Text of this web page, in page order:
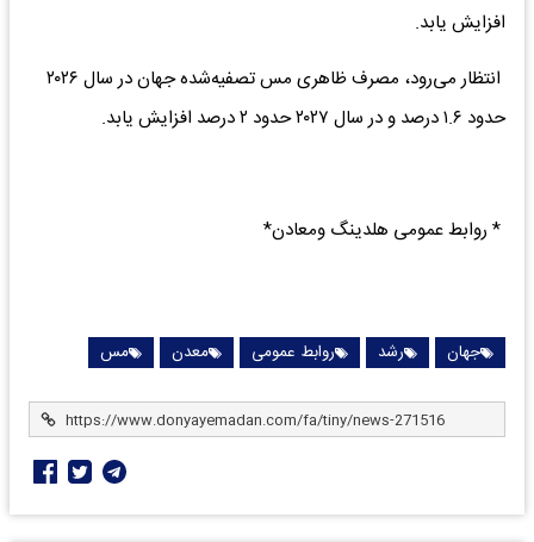
افزایش یابد.
انتظار می‌رود، مصرف ظاهری مس تصفیه‌شده جهان در سال ۲۰۲۶
حدود ۱.۶ درصد و در سال ۲۰۲۷ حدود ۲ درصد افزایش یابد.
* روابط عمومی هلدینگ ومعادن*
جهان رشد روابط عمومی معدن مس